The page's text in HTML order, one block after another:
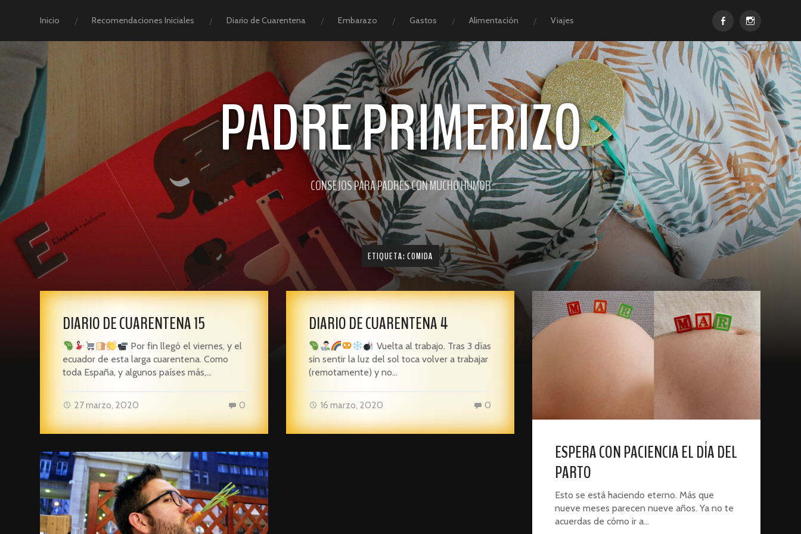
Inicio Recomendaciones Iniciales Diario de Cuarentena Embarazo Gastos Alimentación Viajes
PADRE PRIMERIZO
CONSEJOS PARA PADRES CON MUCHO HUMOR
ETIQUETA: COMIDA
DIARIO DE CUARENTENA 15
Por fin llegó el viernes, y el
ecuador de esta larga cuarentena. Como
toda España, y algunos países más,…
27 marzo, 2020 0
DIARIO DE CUARENTENA 4
Vuelta al trabajo. Tras 3 días
sin sentir la luz del sol toca volver a trabajar
(remotamente) y no…
16 marzo, 2020 0
ESPERA CON PACIENCIA EL DÍA DEL
PARTO
Esto se está haciendo eterno. Más que
nueve meses parecen nueve años. Ya no te
acuerdas de cómo ir a…